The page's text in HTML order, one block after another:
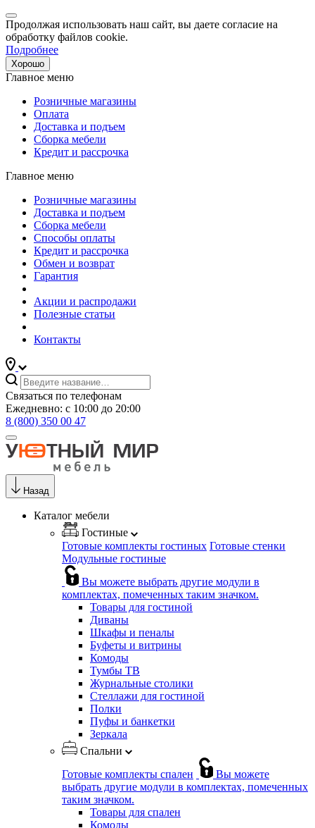
Продолжая использовать наш сайт, вы даете согласие на
обработку файлов cookie.
Подробнее
Хорошо
Главное меню
Розничные магазины
Оплата
Доставка и подъем
Сборка мебели
Кредит и рассрочка
Главное меню
Розничные магазины
Доставка и подъем
Сборка мебели
Способы оплаты
Кредит и рассрочка
Обмен и возврат
Гарантия
Акции и распродажи
Полезные статьи
Контакты
Связаться по телефонам
Ежедневно: с 10:00 до 20:00
8 (800) 350 00 47
Назад
Каталог мебели
Гостиные
Готовые комплекты гостиных Готовые стенки
Модульные гостиные
Вы можете выбрать другие модули в
комплектах, помеченных таким значком.
Товары для гостиной
Диваны
Шкафы и пеналы
Буфеты и витрины
Комоды
Тумбы ТВ
Журнальные столики
Стеллажи для гостиной
Полки
Пуфы и банкетки
Зеркала
Спальни
Готовые комплекты спален
Вы можете
выбрать другие модули в комплектах, помеченных
таким значком.
Товары для спален
Комоды